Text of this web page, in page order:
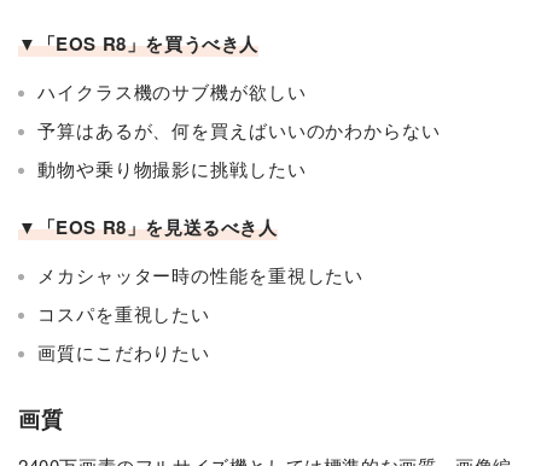
▼「EOS R8」を買うべき人
ハイクラス機のサブ機が欲しい
予算はあるが、何を買えばいいのかわからない
動物や乗り物撮影に挑戦したい
▼「EOS R8」を見送るべき人
メカシャッター時の性能を重視したい
コスパを重視したい
画質にこだわりたい
画質